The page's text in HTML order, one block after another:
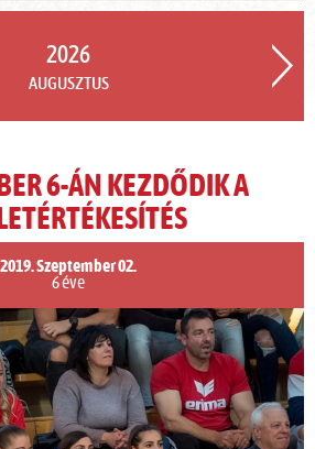
2026
AUGUSZTUS
6-ÁN KEZDŐDIK A
2019. Szeptember 02.
6 éve